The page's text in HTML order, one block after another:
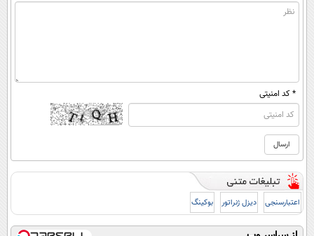
* کد امنیتی
اعتبارسنجی دیزل ژنراتور بوکینگ